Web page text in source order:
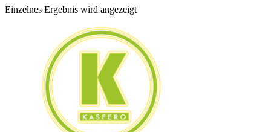
Einzelnes Ergebnis wird angezeigt